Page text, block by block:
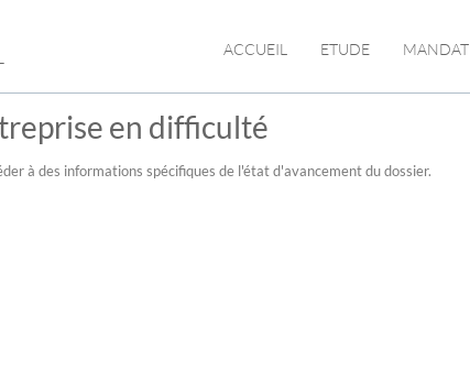
ACCUEIL ETUDE MANDAT
en difficulté
à des informations spécifiques de l'état d'avancement du dossier.